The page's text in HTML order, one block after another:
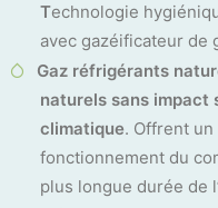
Technologie
avec gazéificateur de
Gaz réfrigérants
naturels sans impact
climatique. Offrent
fonctionnement du
plus longue durée de